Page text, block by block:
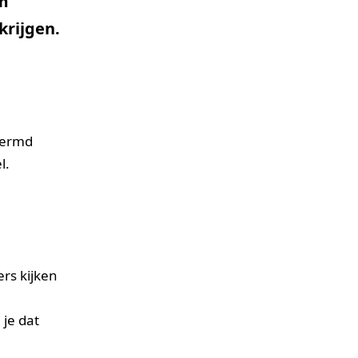
kijken
dat